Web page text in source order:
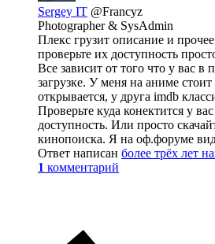
Sergey IT @Francyz
Photographer & SysAdmin
Плекс грузит описание и
проверьте их доступность
Все зависит от того что у вас в
загрузке. У меня на аниме
открывается, у друга imdb
Проверьте куда конектится у
доступность. Или просто
кинопоиска. Я на оф.форуме
Ответ написан более трёх лет
1 комментарий